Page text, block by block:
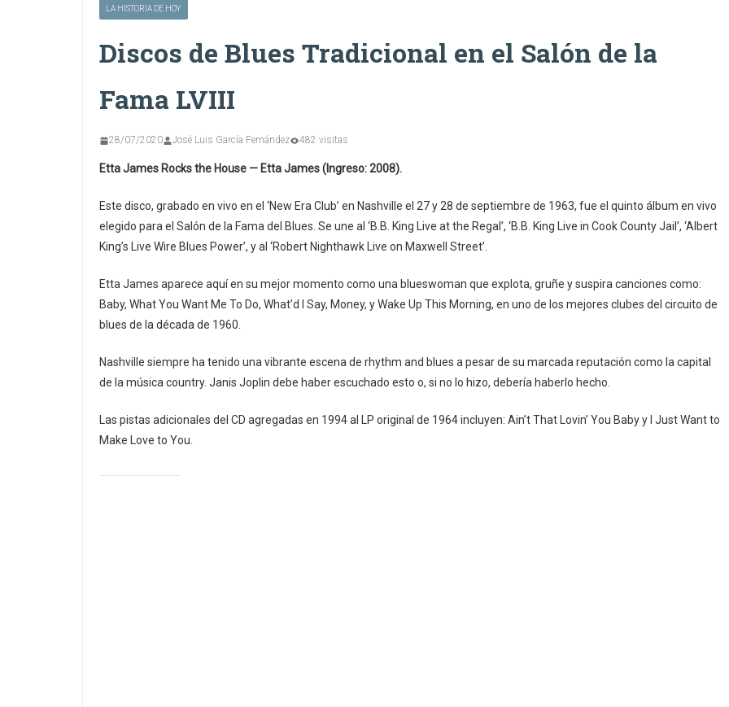
LA HISTORIA DE HOY
Discos de Blues Tradicional en el Salón de la
Fama LVIII
28/07/2020 José Luis García Fernández 482 visitas
Etta James Rocks the House — Etta James (Ingreso: 2008).
Este disco, grabado en vivo en el ‘New Era Club’ en Nashville el 27 y 28 de septiembre de 1963, fue el quinto álbum en vivo
elegido para el Salón de la Fama del Blues. Se une al ‘B.B. King Live at the Regal’, ‘B.B. King Live in Cook County Jail’, ‘Albert
King’s Live Wire Blues Power’, y al ‘Robert Nighthawk Live on Maxwell Street’.
Etta James aparece aquí en su mejor momento como una blueswoman que explota, gruñe y suspira canciones como:
Baby, What You Want Me To Do, What’d I Say, Money, y Wake Up This Morning, en uno de los mejores clubes del circuito de
blues de la década de 1960.
Nashville siempre ha tenido una vibrante escena de rhythm and blues a pesar de su marcada reputación como la capital
de la música country. Janis Joplin debe haber escuchado esto o, si no lo hizo, debería haberlo hecho.
Las pistas adicionales del CD agregadas en 1994 al LP original de 1964 incluyen: Ain’t That Lovin’ You Baby y I Just Want to
Make Love to You.